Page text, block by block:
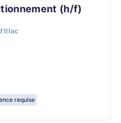
(h/f)
requise